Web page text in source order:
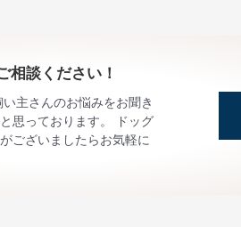
相談ください！
主さんのお悩みをお聞き
思っております。 ドッグ
ございましたらお気軽に